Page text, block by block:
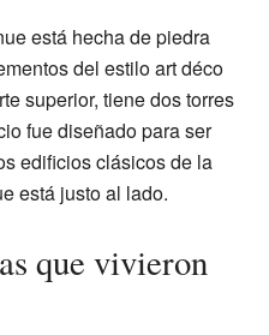
está hecha de piedra
del estilo art déco
superior, tiene dos torres
fue diseñado para ser
edificios clásicos de la
está justo al lado.
que vivieron